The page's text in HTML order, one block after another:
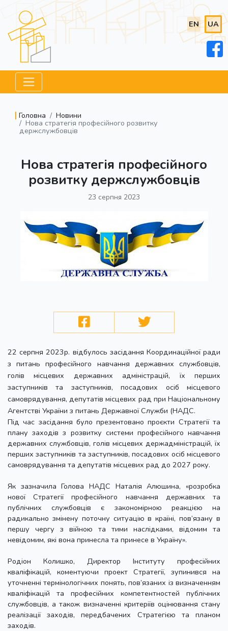
EN UA
Головна Новини
Нова стратегія професійного розвитку
держслужбовців
Нова стратегія професійного
розвитку держслужбовців
23 серпня 2023
22 серпня 2023р. відбулось засідання Координаційної ради
з питань професійного навчання державних службовців,
голів місцевих державних адміністрацій, їх перших
заступників та заступників, посадових осіб місцевого
самоврядування, депутатів місцевих рад при Національному
Агентстві України з питань Державної Служби (НАДС.
Під час засідання було презентовано проєкти Стратегії та
плану заходів з розвитку системи професійного навчання
державних службовців, голів місцевих держадміністрацій, їх
перших заступників та заступників, посадових осіб місцевого
самоврядування та депутатів місцевих рад до 2027 року.
Як зазначила Голова НАДС Наталія Алюшина, «розробка
нової Стратегії професійного навчання державних та
публічних службовців є закономірною реакцією на
радикально змінену поточну ситуацію в країні, пов’язану в
першу чергу з війною та тими наслідками, відомим та
невідомим, які вона принесла та принесе в Україну».
Родіон Колишко, Директор Інституту професійних
кваліфікацій, коментуючи проект Стратегії, зупинився на
уточненні термінологічних понять, пов’язаних із визначенням
кваліфікацій та професійних компетентностей публічних
службовців, а також визначенні критеріїв оцінювання стану
реалізації заходів, передбачених Стратегією та планом
заходів.